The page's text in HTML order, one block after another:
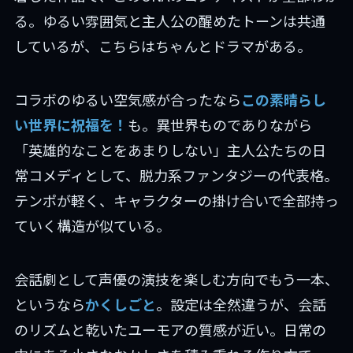
る。ゆるい雰囲気と主人公の醒めたトーンは共通
しているが、こちらはちゃんとドラマがある。
コラボのゆるい空気感が合ったならこの素晴らし
い世界に祝福を！ も。異世界ものでありながら
「英雄的なことをあまりしない」主人公たちの日
常コメディとして、脱力系ファンタジーの代表格。
テンポが軽く、キャラクターの掛け合いで全部持っ
ていく構造が似ている。
会話劇として声優の演技を楽しむ方向でもう一本、
というならかくしごと。設定は全然違うが、会話
のリズムと乾いたユーモアの質感が近い。日常の